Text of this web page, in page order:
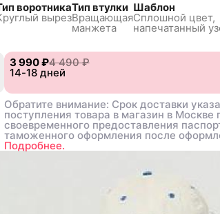
воротника
вырез
Тип втулки
Вращающая
манжета
Шаблон
Сплошной цвет,
напечатанный
4XL
3 990 ₽4 490 ₽
14-18 дней
Обратите внимание: Срок доставки
поступления товара в магазин в Москве
своевременного предоставления
таможенного оформления после
Подробнее.
4XL
3 990 ₽4 490 ₽
14-18 дней
Обратите внимание: Срок доставки
поступления товара в магазин в Москве
своевременного предоставления
таможенного оформления после
Подробнее.